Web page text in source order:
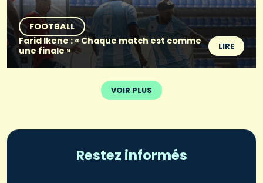
FOOTBALL
Farid Ikene : « Chaque match est comme
une finale »
LIRE
VOIR PLUS
Restez informés